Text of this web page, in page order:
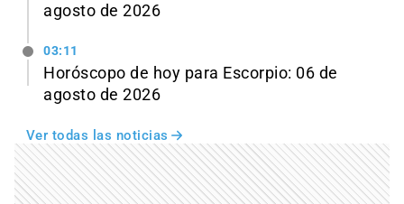
agosto de 2026
03:11
Horóscopo de hoy para Escorpio: 06 de
agosto de 2026
Ver todas las noticias